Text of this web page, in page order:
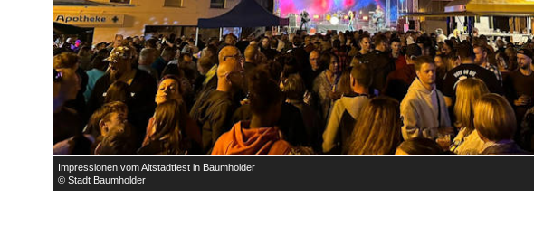
Impressionen vom Altstadtfest in Baumholder
© Stadt Baumholder